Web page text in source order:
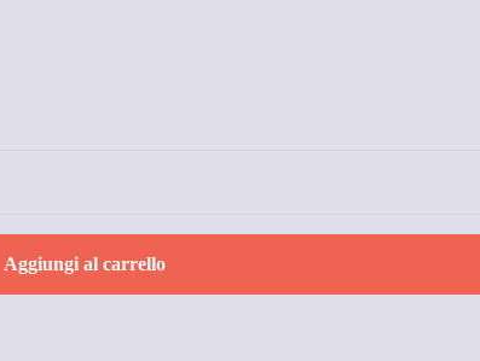
Aggiungi al carrello